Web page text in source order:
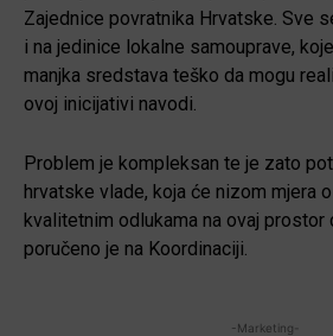
Zajednice povratnika Hrvatske. Sve
i na jedinice lokalne samouprave,
manjka sredstava teško da mogu
ovoj inicijativi navodi.
Problem je kompleksan te je zato
hrvatske vlade, koja će nizom mjera
kvalitetnim odlukama na ovaj
poručeno je na Koordinaciji.
-Marketing-